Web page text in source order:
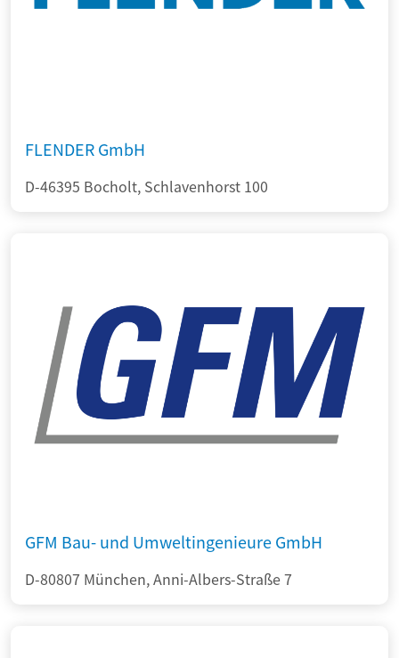
FLENDER GmbH
D-46395 Bocholt, Schlavenhorst 100
GFM Bau- und Umweltingenieure GmbH
D-80807 München, Anni-Albers-Straße 7